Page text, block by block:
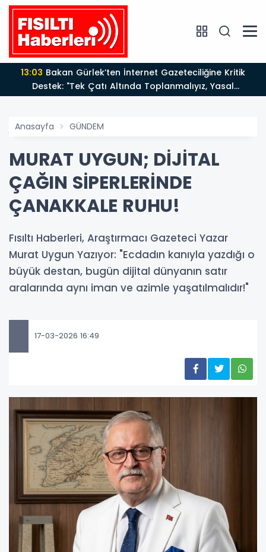
13:03
Destek: "Tek Çatı Altında Toplanmalıyız, Yasal
Düzenlemeye Hazırız"
Anasayfa GÜNDEM
MURAT UYGUN; DİJİTAL
ÇAĞIN SİPERLERİNDE
ÇANAKKALE RUHU!
Fısıltı Haberleri, Araştırmacı Gazeteci Yazar
Murat Uygun Yazıyor: "Ecdadın kanıyla yazdığı o
büyük destan, bugün dijital dünyanın satır
aralarında aynı iman ve azimle yaşatılmalıdır!"
17-03-2026 16:49